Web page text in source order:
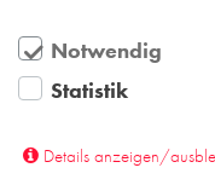
Notwendig
Statistik
Details anzeigen/